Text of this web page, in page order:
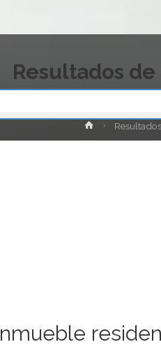
Resultados
Inicio